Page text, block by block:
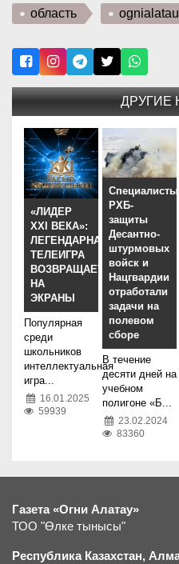
область ognialatau
ДРУГИЕ
«ЛИДЕР
XXI ВЕКА»:
ЛЕГЕНДАРНАЯ
ТЕЛЕИГРА
ВОЗВРАЩАЕТСЯ
НА
ЭКРАНЫ
Популярная
среди
школьников
интеллектуальная
игра...
16.01.2025
59939
Специалисты
РХБ-
защиты
Десантно-
штурмовых
войск и
Нацгвардии
отработали
задачи на
полевом
сборе
В течение
десяти дней на
учебном
полигоне «Б...
23.02.2024
83360
Газета «Огни Алатау»
ТОО "Өлке тынысы"
Республика Казахстан,